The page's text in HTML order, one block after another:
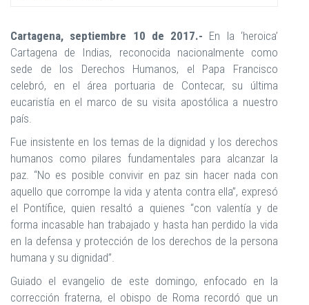
Cartagena, septiembre 10 de 2017.- En la ‘heroica’
Cartagena de Indias, reconocida nacionalmente como
sede de los Derechos Humanos, el Papa Francisco
celebró, en el área portuaria de Contecar, su última
eucaristía en el marco de su visita apostólica a nuestro
país.
Fue insistente en los temas de la dignidad y los derechos
humanos como pilares fundamentales para alcanzar la
paz. “No es posible convivir en paz sin hacer nada con
aquello que corrompe la vida y atenta contra ella”, expresó
el Pontífice, quien resaltó a quienes “con valentía y de
forma incasable han trabajado y hasta han perdido la vida
en la defensa y protección de los derechos de la persona
humana y su dignidad”.
Guiado el evangelio de este domingo, enfocado en la
corrección fraterna, el obispo de Roma recordó que un